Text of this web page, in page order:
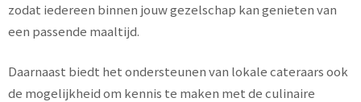
zodat iedereen binnen jouw gezelschap kan genieten van
een passende maaltijd.
Daarnaast biedt het ondersteunen van lokale cateraars ook
de mogelijkheid om kennis te maken met de culinaire